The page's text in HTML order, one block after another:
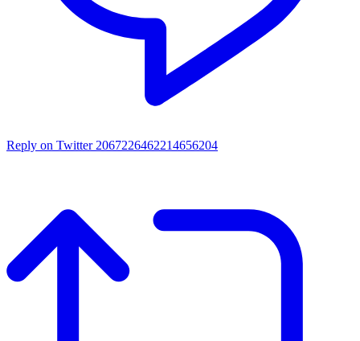
Reply on Twitter 2067226462214656204